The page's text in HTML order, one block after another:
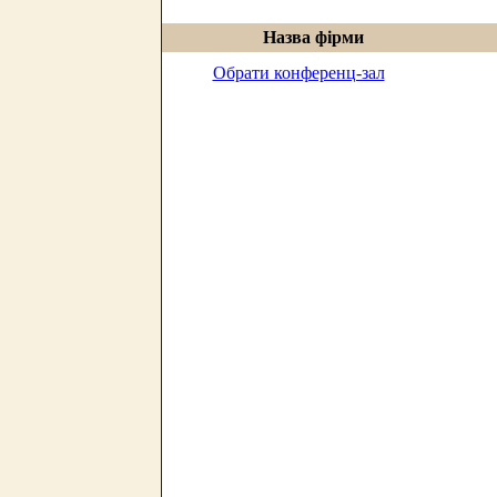
Назва фірми
Обрати конференц-зал